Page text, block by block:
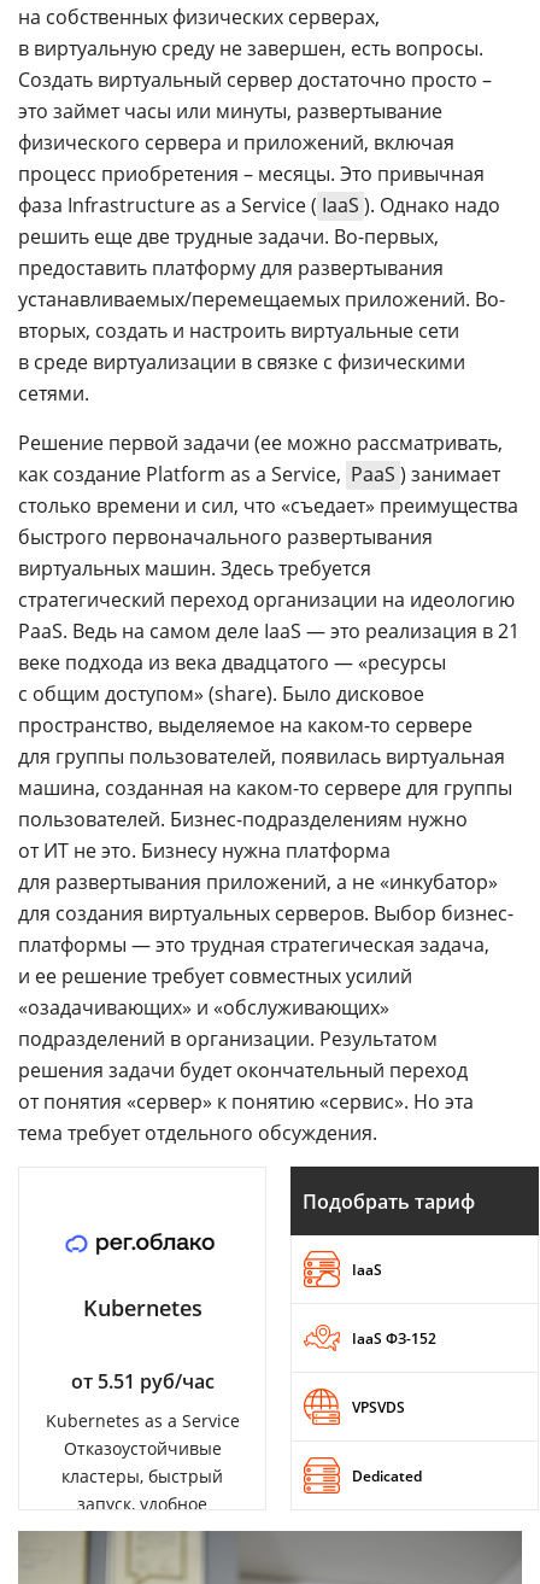
на собственных физических серверах,
в виртуальную среду не завершен, есть вопросы.
Создать виртуальный сервер достаточно просто –
это займет часы или минуты, развертывание
физического сервера и приложений, включая
процесс приобретения – месяцы. Это привычная
фаза Infrastructure as a Service ( IaaS ). Однако надо
решить еще две трудные задачи. Во-первых,
предоставить платформу для развертывания
устанавливаемых/перемещаемых приложений. Во-
вторых, создать и настроить виртуальные сети
в среде виртуализации в связке с физическими
сетями.
Решение первой задачи (ее можно рассматривать,
как создание Platform as a Service, PaaS ) занимает
столько времени и сил, что «съедает» преимущества
быстрого первоначального развертывания
виртуальных машин. Здесь требуется
стратегический переход организации на идеологию
PaaS. Ведь на самом деле IaaS — это реализация в 21
веке подхода из века двадцатого — «ресурсы
с общим доступом» (share). Было дисковое
пространство, выделяемое на каком-то сервере
для группы пользователей, появилась виртуальная
машина, созданная на каком-то сервере для группы
пользователей. Бизнес-подразделениям нужно
от ИТ не это. Бизнесу нужна платформа
для развертывания приложений, а не «инкубатор»
для создания виртуальных серверов. Выбор бизнес-
платформы — это трудная стратегическая задача,
и ее решение требует совместных усилий
«озадачивающих» и «обслуживающих»
подразделений в организации. Результатом
решения задачи будет окончательный переход
от понятия «сервер» к понятию «сервис». Но эта
тема требует отдельного обсуждения.
Kubernetes
от 5.51 руб/час
Kubernetes as a Service
Отказоустойчивые
кластеры, быстрый
запуск, удобное
управление
Подобрать тариф
IaaS
IaaS ФЗ-152
VPSVDS
Dedicated